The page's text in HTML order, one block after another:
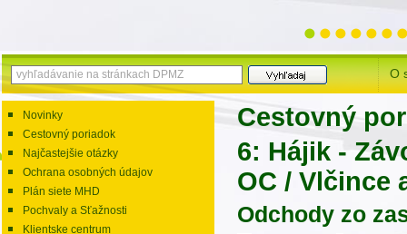
O
Novinky
Cestovný poriadok
Najčastejšie otázky
Ochrana osobných údajov
Plán siete MHD
Pochvaly a Sťažnosti
Klientske centrum
Cestovný
6: Hájik -
OC / Vlčince
Odchody zo